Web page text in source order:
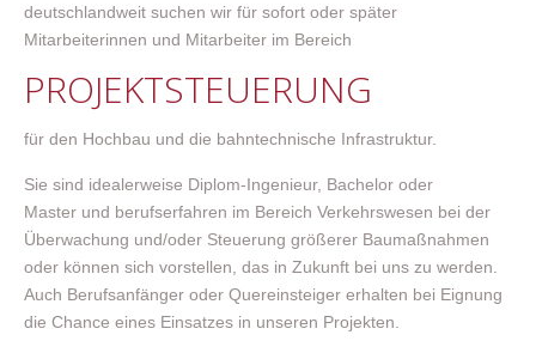
deutschlandweit suchen wir für sofort oder später
Mitarbeiterinnen und Mitarbeiter im Bereich
PROJEKTSTEUERUNG
für den Hochbau und die bahntechnische Infrastruktur.
Sie sind idealerweise Diplom-Ingenieur, Bachelor oder
Master und berufserfahren im Bereich Verkehrswesen bei der
Überwachung und/oder Steuerung größerer Baumaßnahmen
oder können sich vorstellen, das in Zukunft bei uns zu werden.
Auch Berufsanfänger oder Quereinsteiger erhalten bei Eignung
die Chance eines Einsatzes in unseren Projekten.